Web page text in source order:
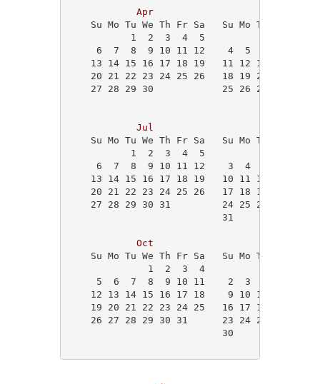
Apr
Su Mo Tu We Th Fr Sa   Su Mo Tu We Th
1  2  3  4  5                1
6  7  8  9 10 11 12    4  5  6  7  8
13 14 15 16 17 18 19   11 12 13 14 15
20 21 22 23 24 25 26   18 19 20 21 22
27 28 29 30            25 26
Jul
Su Mo Tu We Th Fr Sa   Su Mo Tu We Th
1  2  3  4  5
6  7  8  9 10 11 12    3  4  5  6  7
13 14 15 16 17 18 19   10 11 12 13 14
20 21 22 23 24 25 26   17 18 19 20 21
27 28 29 30 31         24 25 26
Oct
Su Mo Tu We Th Fr Sa   Su Mo Tu We Th
1  2  3  4
5  6  7  8  9 10 11    2  3  4  5  6
12 13 14 15 16 17 18    9 10 11 12 13
19 20 21 22 23 24 25   16 17 18 19 20
26 27 28 29 30 31      23 24 25